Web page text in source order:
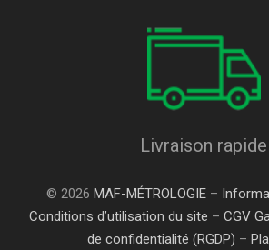
Livraison rapide
© 2026 MAF-MÉTROLOGIE–
Conditions d’utilisation du site – CGV
de confidentialité (RGDP) –